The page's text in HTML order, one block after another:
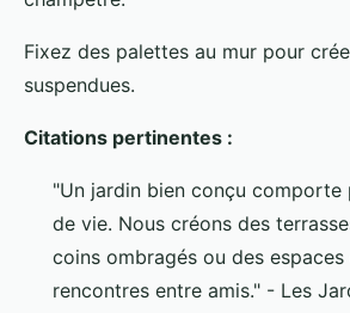
Fixez des palettes au mur pour
suspendues.
Citations pertinentes :
"Un jardin bien conçu comporte
de vie. Nous créons des
coins ombragés ou des espaces
rencontres entre amis." - Les